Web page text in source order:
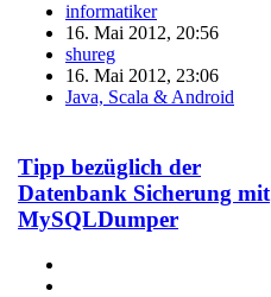
informatiker
16. Mai 2012, 20:56
shureg
16. Mai 2012, 23:06
Java, Scala & Android
Tipp bezüglich der
Datenbank Sicherung mit
MySQLDumper